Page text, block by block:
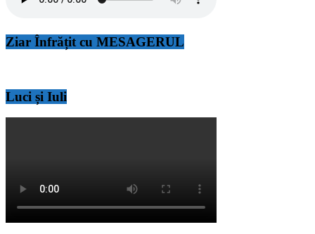
Ziar Înfrățit cu MESAGERUL
Luci și Iuli